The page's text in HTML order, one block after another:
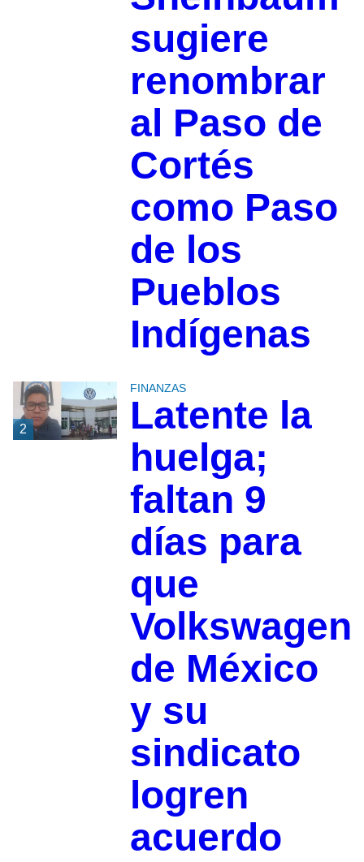
sugiere
renombrar
al Paso de
Cortés
como Paso
de los
Pueblos
Indígenas
2
FINANZAS
Latente la
huelga;
faltan 9
días para
que
Volkswagen
de México
y su
sindicato
logren
acuerdo